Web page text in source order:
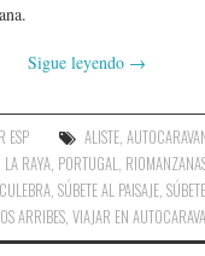
Sigue leyendo →
ESP ALISTE,
LA RAYA, PORTUGAL,
,SÚBETE AL PAISAJE,
ARRIBES,VIAJAR EN